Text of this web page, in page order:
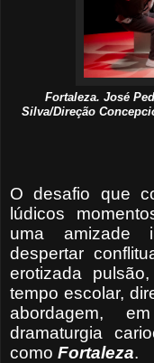
Fortaleza. José
Silva/Direção
O desafio que
lúdicos
uma amizade
despertar
erotizada
tempo escolar,
abordagem,
dramaturgia
como Fortaleza.